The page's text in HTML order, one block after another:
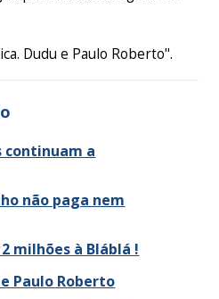
Dudu e Paulo Roberto".
continuam a
não paga nem
milhões à Bláblá !
Paulo Roberto